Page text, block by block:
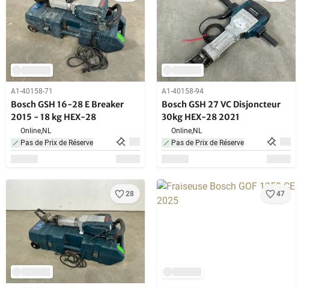
A1-40158-71
Bosch GSH 16-28 E Breaker
2015 - 18 kg HEX-28
Online,NL
Pas de Prix de Réserve
A1-40158-94
Bosch GSH 27 VC Disjoncteur
30kg HEX-28 2021
Online,NL
Pas de Prix de Réserve
28 47